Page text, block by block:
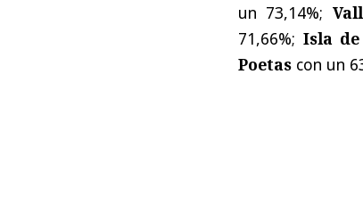
un 73,14%;
71,66%; Isla de
Poetas con un